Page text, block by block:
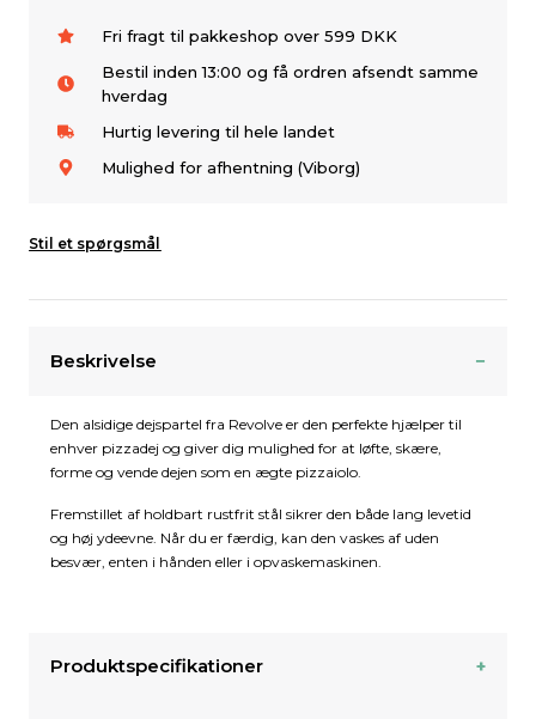
Fri fragt til pakkeshop over 599 DKK
Bestil inden 13:00 og få ordren afsendt samme
hverdag
Hurtig levering til hele landet
Mulighed for afhentning (Viborg)
Stil et spørgsmål
Beskrivelse
Den alsidige dejspartel fra Revolve er den perfekte hjælper til
enhver pizzadej og giver dig mulighed for at løfte, skære,
forme og vende dejen som en ægte pizzaiolo.
Fremstillet af holdbart rustfrit stål sikrer den både lang levetid
og høj ydeevne. Når du er færdig, kan den vaskes af uden
besvær, enten i hånden eller i opvaskemaskinen.
Produktspecifikationer